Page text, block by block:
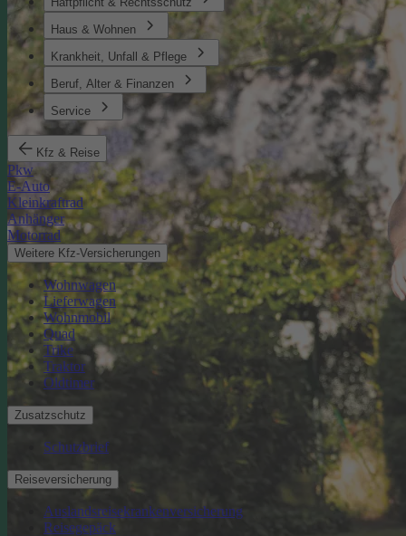
Haus & Wohnen
Krankheit, Unfall & Pflege
Beruf, Alter & Finanzen
Service
Kfz & Reise
Pkw
E-Auto
Kleinkraftrad
Anhänger
Motorrad
Weitere Kfz-Versicherungen
Wohnwagen
Lieferwagen
Wohnmobil
Quad
Trike
Traktor
Oldtimer
Zusatzschutz
Schutzbrief
Reiseversicherung
Auslandsreisekrankenversicherung
Reisegepäck